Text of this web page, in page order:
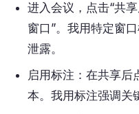
进入会议，点击“共
窗口”。我用特定窗
泄露。
启用标注：在共享后
本。我用标注强调关